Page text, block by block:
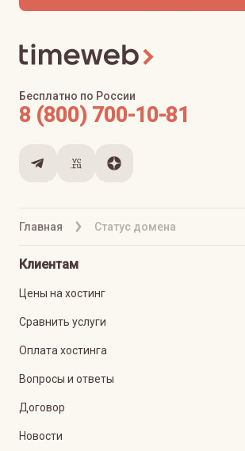
Главная Статус домена
Бесплатно по России
8 (800) 700-10-81
Клиентам
Цены на хостинг
Сравнить услуги
Оплата хостинга
Вопросы и ответы
Договор
Новости